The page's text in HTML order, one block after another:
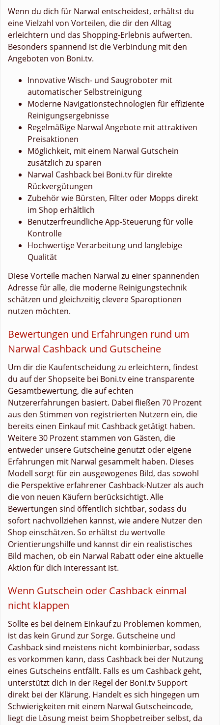
Wenn du dich für Narwal entscheidest, erhältst du
eine Vielzahl von Vorteilen, die dir den Alltag
erleichtern und das Shopping-Erlebnis aufwerten.
Besonders spannend ist die Verbindung mit den
Angeboten von Boni.tv.
Innovative Wisch- und Saugroboter mit
automatischer Selbstreinigung
Moderne Navigationstechnologien für effiziente
Reinigungsergebnisse
Regelmäßige Narwal Angebote mit attraktiven
Preisaktionen
Möglichkeit, mit einem Narwal Gutschein
zusätzlich zu sparen
Narwal Cashback bei Boni.tv für direkte
Rückvergütungen
Zubehör wie Bürsten, Filter oder Mopps direkt
im Shop erhältlich
Benutzerfreundliche App-Steuerung für volle
Kontrolle
Hochwertige Verarbeitung und langlebige
Qualität
Diese Vorteile machen Narwal zu einer spannenden
Adresse für alle, die moderne Reinigungstechnik
schätzen und gleichzeitig clevere Sparoptionen
nutzen möchten.
Bewertungen und Erfahrungen rund um
Narwal Cashback und Gutscheine
Um dir die Kaufentscheidung zu erleichtern, findest
du auf der Shopseite bei Boni.tv eine transparente
Gesamtbewertung, die auf echten
Nutzererfahrungen basiert. Dabei fließen 70 Prozent
aus den Stimmen von registrierten Nutzern ein, die
bereits einen Einkauf mit Cashback getätigt haben.
Weitere 30 Prozent stammen von Gästen, die
entweder unsere Gutscheine genutzt oder eigene
Erfahrungen mit Narwal gesammelt haben. Dieses
Modell sorgt für ein ausgewogenes Bild, das sowohl
die Perspektive erfahrener Cashback-Nutzer als auch
die von neuen Käufern berücksichtigt. Alle
Bewertungen sind öffentlich sichtbar, sodass du
sofort nachvollziehen kannst, wie andere Nutzer den
Shop einschätzen. So erhältst du wertvolle
Orientierungshilfe und kannst dir ein realistisches
Bild machen, ob ein Narwal Rabatt oder eine aktuelle
Aktion für dich interessant ist.
Wenn Gutschein oder Cashback einmal
nicht klappen
Sollte es bei deinem Einkauf zu Problemen kommen,
ist das kein Grund zur Sorge. Gutscheine und
Cashback sind meistens nicht kombinierbar, sodass
es vorkommen kann, dass Cashback bei der Nutzung
eines Gutscheins entfällt. Falls es um Cashback geht,
unterstützt dich in der Regel der Boni.tv Support
direkt bei der Klärung. Handelt es sich hingegen um
Schwierigkeiten mit einem Narwal Gutscheincode,
liegt die Lösung meist beim Shopbetreiber selbst, da